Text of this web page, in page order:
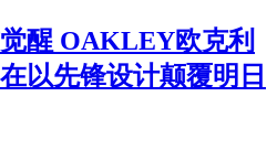
醒 OAKLEY欧克利
以先锋设计颠覆明日